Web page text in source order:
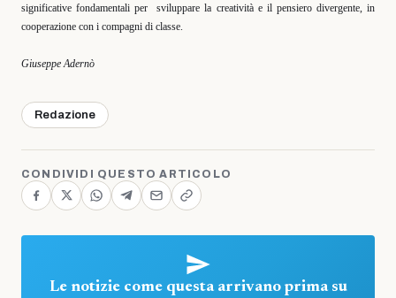
significative fondamentali per
sviluppare la creatività e il pensiero divergente, in
cooperazione con i compagni di classe.
Giuseppe Adernò
Redazione
CONDIVIDI QUESTO ARTICOLO
Le notizie come questa arrivano prima su